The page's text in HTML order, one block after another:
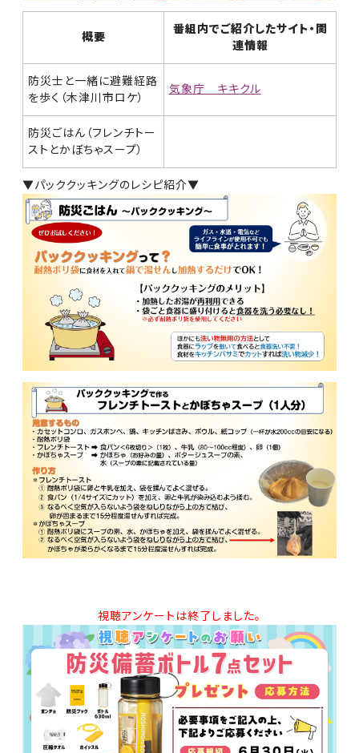
概要
番組内でご紹介したサイト・関
連情報
防災士と一緒に避難経路
を歩く（木津川市ロケ）
気象庁 キキクル
防災ごはん（フレンチトー
ストとかぼちゃスープ）
▼パッククッキングのレシピ紹介▼
視聴アンケートは終了しました。